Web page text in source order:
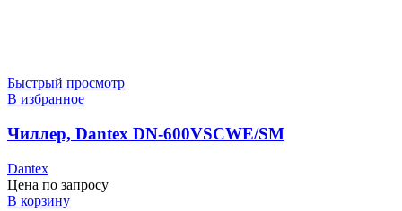
Быстрый просмотр
В избранное
Чиллер, Dantex DN-600VSCWE/SM
Dantex
Цена по запросу
В корзину